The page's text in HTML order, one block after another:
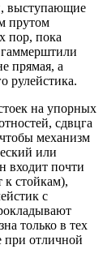
выступающие
прутом
пор, пока
прямая, а
рулейстика.
на упорных
сдвцга
механизм
или
входит почти
к стойкам),
с
только в тех
при отличной